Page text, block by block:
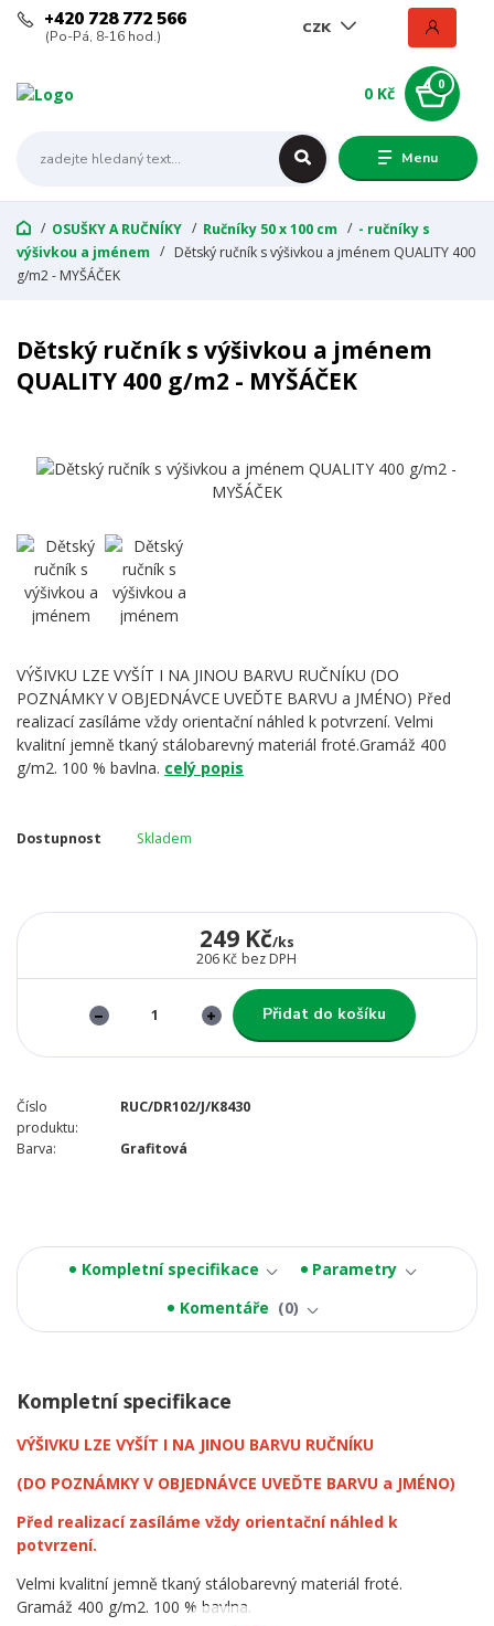
Menu
CZK
+420 728 772 566
(Po-Pá, 8-16 hod.)
0
0 Kč
OSUŠKY A RUČNÍKY Ručníky 50 x 100 cm
- ručníky s
výšivkou a jménem
Dětský ručník s výšivkou a jménem QUALITY 400
g/m2 - MYŠÁČEK
Dětský ručník s výšivkou a jménem
QUALITY 400 g/m2 - MYŠÁČEK
VÝŠIVKU LZE VYŠÍT I NA JINOU BARVU RUČNÍKU (DO
POZNÁMKY V OBJEDNÁVCE UVEĎTE BARVU a JMÉNO) Před
realizací zasíláme vždy orientační náhled k potvrzení. Velmi
kvalitní jemně tkaný stálobarevný materiál froté.Gramáž 400
g/m2. 100 % bavlna. celý popis
Dostupnost Skladem
249 Kč/ks
206 Kč bez DPH
Přidat do košíku
Číslo
produktu:
RUC/DR102/J/K8430
Barva: Grafitová
Kompletní specifikace
Parametry
Komentáře
0
Kompletní specifikace
VÝŠIVKU LZE VYŠÍT I NA JINOU BARVU RUČNÍKU
(DO POZNÁMKY V OBJEDNÁVCE UVEĎTE BARVU a JMÉNO)
Před realizací zasíláme vždy orientační náhled k
potvrzení.
Velmi kvalitní jemně tkaný stálobarevný materiál froté.
Gramáž 400 g/m2. 100 % bavlna.